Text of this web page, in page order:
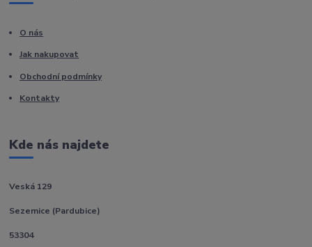
O nás
Jak nakupovat
Obchodní podmínky
Kontakty
Kde nás najdete
Veská 129
Sezemice (Pardubice)
53304